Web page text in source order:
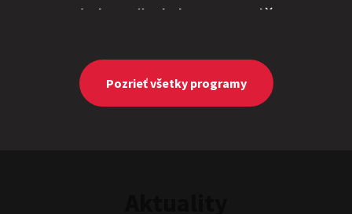
„Triple M” alebo „Ingolštat
Show program
Marcel Forgáč
Michal Hudák Marián Čekovský
Pozrieť všetky programy